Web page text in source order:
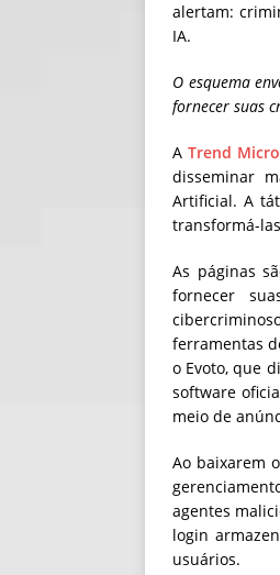
alertam:
IA.
O esquema
fornecer suas
ATrend Micro
disseminar
Artificial. A
transformá-
As páginas
fornecer
ferramentas
o Evoto, que
software
meio de
Ao baixarem
agentes
login
usuários.